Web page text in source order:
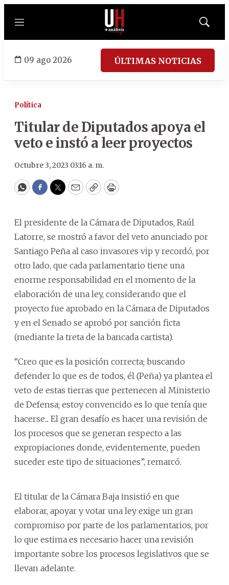
Menú
Mostrar
09 ago 2026 ÚLTIMAS NOTICIAS
Política
Titular de Diputados apoya el
veto e instó a leer proyectos
Octubre 3, 2023 03:16 a. m.
WhatsApp
Facebook
Twitter
EmailCopyPrint
El presidente de la Cámara de Diputados, Raúl
Latorre, se mostró a favor del veto anunciado por
Santiago Peña al caso invasores vip y recordó, por
otro lado, que cada parlamentario tiene una
enorme responsabilidad en el momento de la
elaboración de una ley, considerando que el
proyecto fue aprobado en la Cámara de Diputados
y en el Senado se aprobó por sanción ficta
(mediante la treta de la bancada cartista).
“Creo que es la posición correcta; buscando
defender lo que es de todos, él (Peña) ya plantea el
veto de estas tierras que pertenecen al Ministerio
de Defensa; estoy convencido es lo que tenía que
hacerse... El gran desafío es hacer una revisión de
los procesos que se generan respecto a las
expropiaciones donde, evidentemente, pueden
suceder este tipo de situaciones”, remarcó.
El titular de la Cámara Baja insistió en que
elaborar, apoyar y votar una ley exige un gran
compromiso por parte de los parlamentarios, por
lo que estima es necesario hacer una revisión
importante sobre los procesos legislativos que se
llevan adelante.